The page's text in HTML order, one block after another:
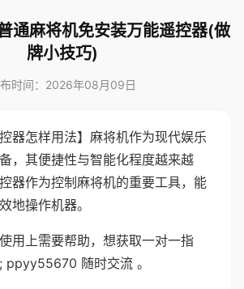
通麻将机免安装万能遥控器(做
牌小技巧)
时间：2026年08月09日
控器怎样用法】麻将机作为现代娱乐
，其便捷性与智能化程度越来越
器作为控制麻将机的重要工具，能
地操作机器。
用上需要帮助，想获取一对一指
ppyy55670 随时交流 。